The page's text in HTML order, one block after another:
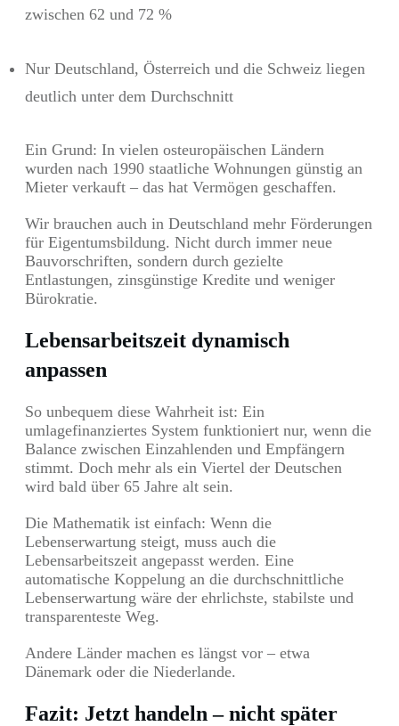
zwischen 62 und 72 %
Nur Deutschland, Österreich und die Schweiz liegen
deutlich unter dem Durchschnitt
Ein Grund: In vielen osteuropäischen Ländern
wurden nach 1990 staatliche Wohnungen günstig an
Mieter verkauft – das hat Vermögen geschaffen.
Wir brauchen auch in Deutschland mehr Förderungen
für Eigentumsbildung. Nicht durch immer neue
Bauvorschriften, sondern durch gezielte
Entlastungen, zinsgünstige Kredite und weniger
Bürokratie.
Lebensarbeitszeit dynamisch
anpassen
So unbequem diese Wahrheit ist: Ein
umlagefinanziertes System funktioniert nur, wenn die
Balance zwischen Einzahlenden und Empfängern
stimmt. Doch mehr als ein Viertel der Deutschen
wird bald über 65 Jahre alt sein.
Die Mathematik ist einfach: Wenn die
Lebenserwartung steigt, muss auch die
Lebensarbeitszeit angepasst werden. Eine
automatische Koppelung an die durchschnittliche
Lebenserwartung wäre der ehrlichste, stabilste und
transparenteste Weg.
Andere Länder machen es längst vor – etwa
Dänemark oder die Niederlande.
Fazit: Jetzt handeln – nicht später